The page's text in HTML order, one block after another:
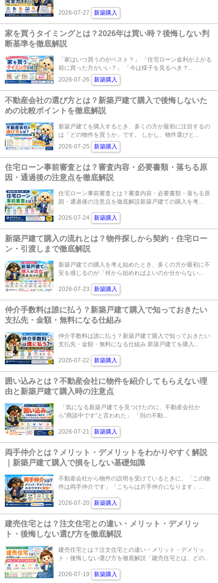
2026-07-27 新築購入
家を買うタイミングとは？2026年は買い時？後悔しない判
断基準を徹底解説
「家はいつ買うのがベスト？」 「住宅ローン金利が上がる
前に買った方がいい？」 「今は様子を見るべき？...
2026-07-26
新築購入
不動産会社の選び方とは？新築戸建て購入で後悔しないた
めの比較ポイントを徹底解説
新築戸建てを購入するとき、多くの方が最初に注目するの
は「どの物件を買うか」です。 しかし、物件選びと...
2026-07-25
新築購入
住宅ローン事前審査とは？審査内容・必要書類・落ちる原
因・通過後の注意点を徹底解説
住宅ローン事前審査とは？審査内容・必要書類・落ちる原
因・通過後の注意点を徹底解説新築戸建ての購入を考...
2026-07-24 新築購入
新築戸建て購入の流れとは？物件探しから契約・住宅ロー
ン・引渡しまで徹底解説
新築戸建ての購入を考え始めたとき、多くの方が最初に不
安を感じるのが「何から始めればよいのか分からない...
2026-07-23 新築購入
仲介手数料は誰に払う？新築戸建て購入で知っておきたい
支払先・金額・無料になる仕組み
仲介手数料は誰に払う？新築戸建て購入で知っておきたい
支払先・金額・無料になる仕組み 新築戸建てを購入...
2026-07-22 新築購入
囲い込みとは？不動産会社に物件を紹介してもらえない理
由と新築戸建て購入時の注意点
「気になる新築戸建てを見つけたのに、不動産会社か
ら“商談中です”と言われた」 「別の不動...
2026-07-21 新築購入
両手仲介とは？メリット・デメリットをわかりやすく解説
｜新築戸建て購入で損をしない基礎知識
不動産会社から物件の説明を受けているときに、「この物
件は両手仲介です」「こちらは片手仲介になります」...
2026-07-20 新築購入
建売住宅とは？注文住宅との違い・メリット・デメリッ
ト・後悔しない選び方を徹底解説
建売住宅とは？注文住宅との違い・メリット・デメリッ
ト・後悔しない選び方を徹底解説「建売住宅とは、どの...
2026-07-19 新築購入